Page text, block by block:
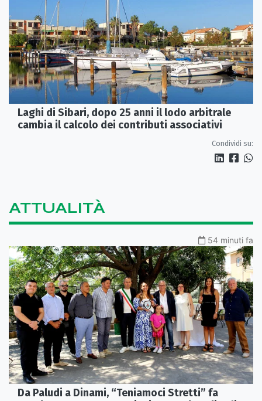
Laghi di Sibari, dopo 25 anni il lodo arbitrale
cambia il calcolo dei contributi associativi
Condividi su:
ATTUALITÀ
54 minuti fa
Da Paludi a Dinami, “Teniamoci Stretti” fa